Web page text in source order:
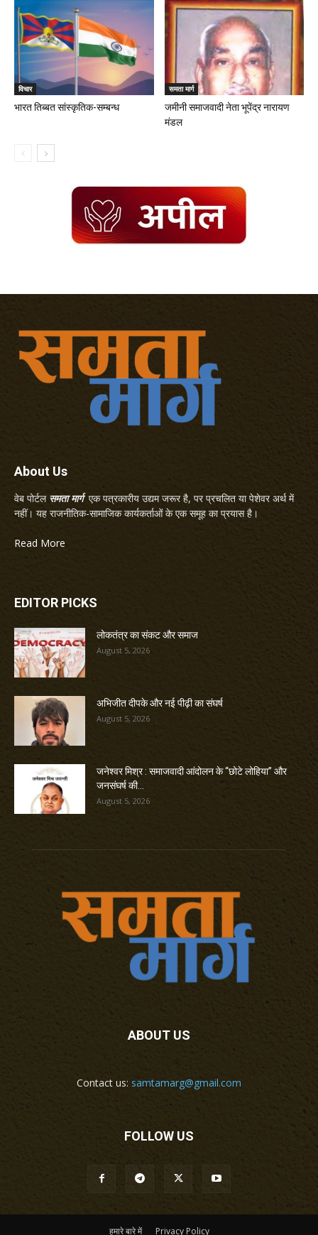
विचार
भारत तिब्बत सांस्कृतिक-सम्बन्ध
समता मार्ग
जमीनी समाजवादी नेता भूपेंद्र नारायण
मंडल
About Us
वेब पोर्टल समता मार्गएक पत्रकारीय उद्यम जरूर है, पर प्रचलित या पेशेवर अर्थ में
नहीं। यह राजनीतिक-सामाजिक कार्यकर्ताओं के एक समूह का प्रयास है।
Read More
EDITOR PICKS
लोकतंत्र का संकट और समाज
August 5, 2026
अभिजीत दीपके और नई पीढ़ी का संघर्ष
August 5, 2026
जनेश्वर मिश्र : समाजवादी आंदोलन के “छोटे लोहिया” और
जनसंघर्ष की...
August 5, 2026
ABOUT US
Contact us: samtamarg@gmail.com
FOLLOW US
हमारे बारे में Privacy Policy